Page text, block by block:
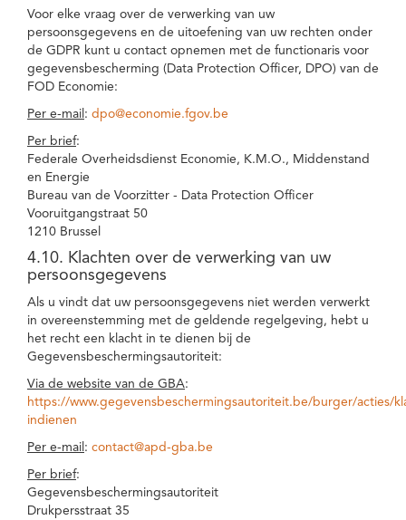
Voor elke vraag over de verwerking van uw
persoonsgegevens en de uitoefening van uw rechten onder
de GDPR kunt u contact opnemen met de functionaris voor
gegevensbescherming (Data Protection Officer, DPO) van de
FOD Economie:
Per e-mail : dpo@economie.fgov.be
Per brief:
Federale Overheidsdienst Economie, K.M.O., Middenstand
en Energie
Bureau van de Voorzitter - Data Protection Officer
Vooruitgangstraat 50
1210 Brussel
4.10. Klachten over de verwerking van uw
persoonsgegevens
Als u vindt dat uw persoonsgegevens niet werden verwerkt
in overeenstemming met de geldende regelgeving, hebt u
het recht een klacht in te dienen bij de
Gegevensbeschermingsautoriteit:
Via de website van de GBA:
https://www.gegevensbeschermingsautoriteit.be/burger/acties/
indienen
Per e-mail : contact@apd-gba.be
Per brief:
Gegevensbeschermingsautoriteit
Drukpersstraat 35